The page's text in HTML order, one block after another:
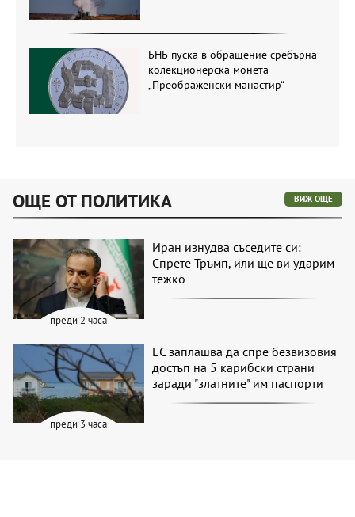
БНБ пуска в обращение сребърна
колекционерска монета
„Преображенски манастир“
ОЩЕ ОТ ПОЛИТИКА ВИЖ ОЩЕ
преди 2 часа
Иран изнудва съседите си:
Спрете Тръмп, или ще ви ударим
тежко
преди 3 часа
ЕС заплашва да спре безвизовия
достъп на 5 карибски страни
заради "златните" им паспорти